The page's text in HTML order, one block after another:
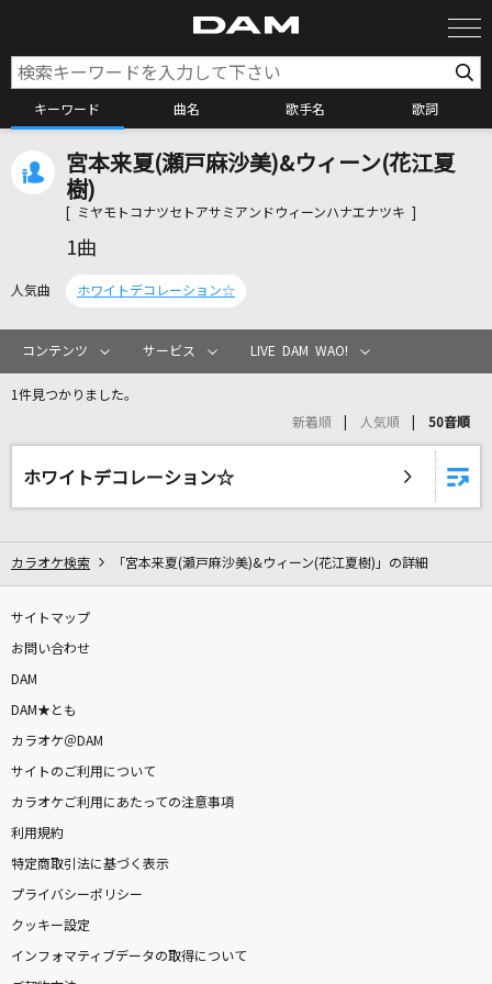
キーワード 曲名 歌手名 歌詞
カラオケ検索
リアルタイムで歌われている曲の一覧
デロスサントス
山本
[生音]青と夏
Mrs. GREEN APPLE
かくれんぼ
優里
[良音]RETURNER～闇の終焉～
宮本来夏(瀬戸麻沙美)&ウィーン(花江夏
樹)
[ ミヤモトコナツセトアサミアンドウィーンハナエナツキ ]
1曲
人気曲 ホワイトデコレーション☆
コンテンツ サービス LIVE DAM WAO!
1件見つかりました。
新着順 人気順 50音順
ホワイトデコレーション☆
カラオケ検索 「宮本来夏(瀬戸麻沙美)&ウィーン(花江夏樹)」の詳細
サイトマップ
お問い合わせ
DAM
DAM★とも
カラオケ＠DAM
サイトのご利用について
カラオケご利用にあたっての注意事項
利用規約
特定商取引法に基づく表示
プライバシーポリシー
クッキー設定
インフォマティブデータの取得について